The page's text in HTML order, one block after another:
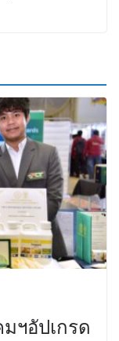
ฯอัปเกรด